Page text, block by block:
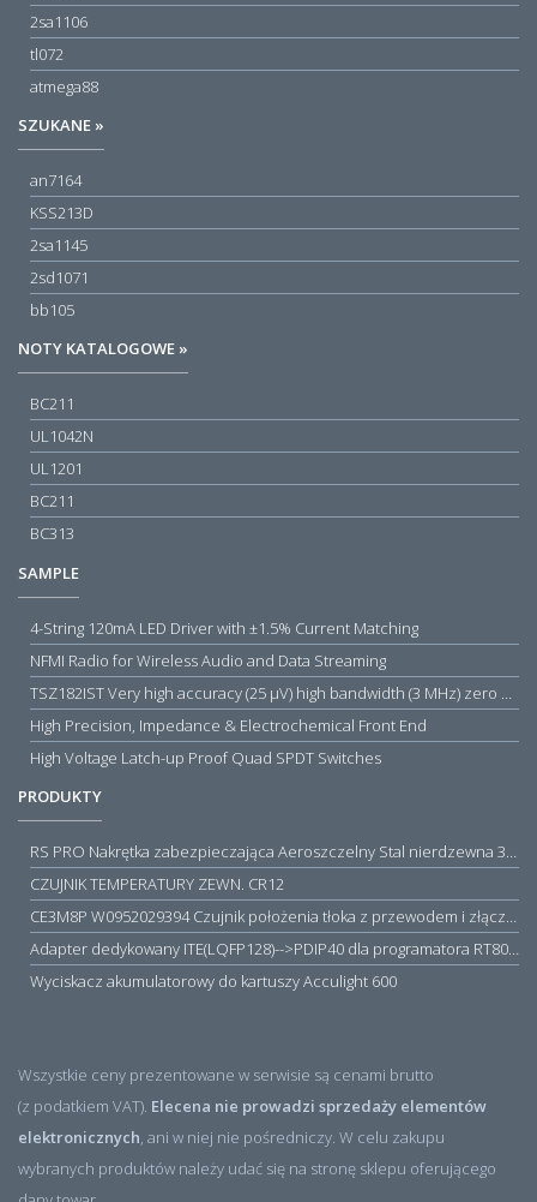
2sa1106
tl072
atmega88
SZUKANE »
an7164
KSS213D
2sa1145
2sd1071
bb105
NOTY KATALOGOWE »
BC211
UL1042N
UL1201
BC211
BC313
SAMPLE
4-String 120mA LED Driver with ±1.5% Current Matching
NFMI Radio for Wireless Audio and Data Streaming
TSZ182IST Very high accuracy (25 µV) high bandwidth (3 MHz) zero drift 5 V operational amplifiers
High Precision, Impedance & Electrochemical Front End
High Voltage Latch-up Proof Quad SPDT Switches
PRODUKTY
RS PRO Nakrętka zabezpieczająca Aeroszczelny Stal nierdzewna 316 Zwykłe
CZUJNIK TEMPERATURY ZEWN. CR12
CE3M8P W0952029394 Czujnik położenia tłoka z przewodem i złączem M8, PNP NO, 10...30VDC, 100mA, METALWORK, METAL WORK jak MZT1-0
Adapter dedykowany ITE(LQFP128)-->PDIP40 dla programatora RT809H/RT809F (simple)
Wyciskacz akumulatorowy do kartuszy Acculight 600
Wszystkie ceny prezentowane w serwisie są cenami brutto
(z podatkiem VAT). Elecena nie prowadzi sprzedaży elementów
elektronicznych , ani w niej nie pośredniczy. W celu zakupu
wybranych produktów należy udać się na stronę sklepu oferującego